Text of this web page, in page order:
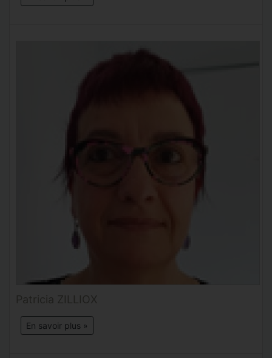
Patricia ZILLIOX
En savoir plus »